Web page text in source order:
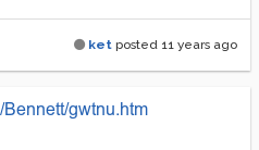
ket posted 11 years ago
Bennett/gwtnu.htm